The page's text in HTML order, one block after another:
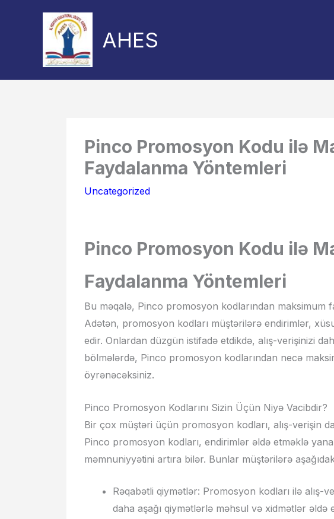
AHES
Pinco Promosyon Kodu ilə
Faydalanma Yöntemleri
Uncategorized
Pinco Promosyon Kodu ilə
Faydalanma Yöntemleri
Bu məqalə, Pinco promosyon kodlarından maksimum
Adətən, promosyon kodları müştərilərə endirimlər,
edir. Onlardan düzgün istifadə etdikdə, alış-verişinizi
bölmələrdə, Pinco promosyon kodlarından necə
öyrənəcəksiniz.
Pinco Promosyon Kodlarını Sizin Üçün Niyə Vacibdir?
Bir çox müştəri üçün promosyon kodları, alış-verişin
Pinco promosyon kodları, endirimlər əldə etməklə
məmnuniyyətini artıra bilər. Bunlar müştərilərə
Rəqabətli qiymətlər: Promosyon kodları ilə alış-
daha aşağı qiymətlərlə məhsul və xidmətlər əldə